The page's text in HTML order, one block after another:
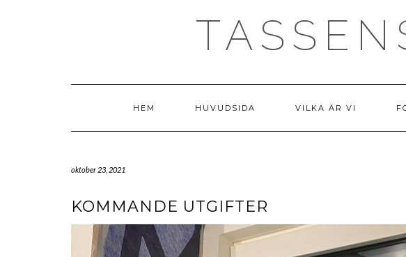
HEM HUVUDSIDA VILKA ÄR VI
oktober 23, 2021
KOMMANDE UTGIFTER